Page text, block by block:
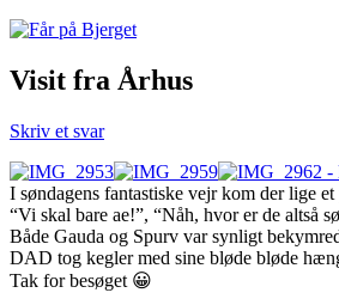
Visit fra Århus
Skriv et svar
I søndagens fantastiske vejr kom der lige
“Vi skal bare ae!”, “Nåh, hvor er de altså
Både Gauda og Spurv var synligt
DAD tog kegler med sine bløde bløde
Tak for besøget 😀